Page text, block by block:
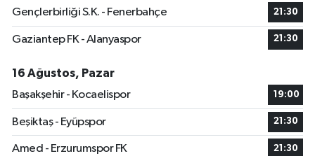
Gençlerbirliği S.K. - Fenerbahçe 21:30
Gaziantep FK - Alanyaspor 21:30
16 Ağustos, Pazar
Başakşehir - Kocaelispor
19:00
Beşiktaş - Eyüpspor 21:30
Amed - Erzurumspor FK 21:30